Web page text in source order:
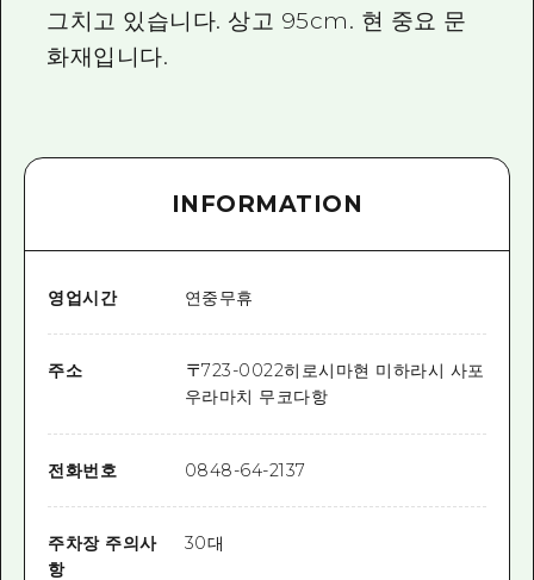
그치고 있습니다. 상고 95cm. 현 중요 문
화재입니다.
INFORMATION
영업시간 연중무휴
주소 〒723-0022히로시마현 미하라시 사포
우라마치 무코다항
전화번호 0848-64-2137
주차장 주의사
항
30대